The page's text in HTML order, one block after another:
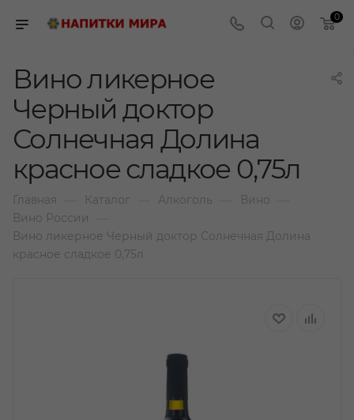
0
Вино ликерное
Черный доктор
Солнечная Долина
красное сладкое 0,75л
Главная Каталог Алкоголь Вино
Вино России
Вино ликерное Черный доктор Солнечная Долина
красное сладкое 0,75л